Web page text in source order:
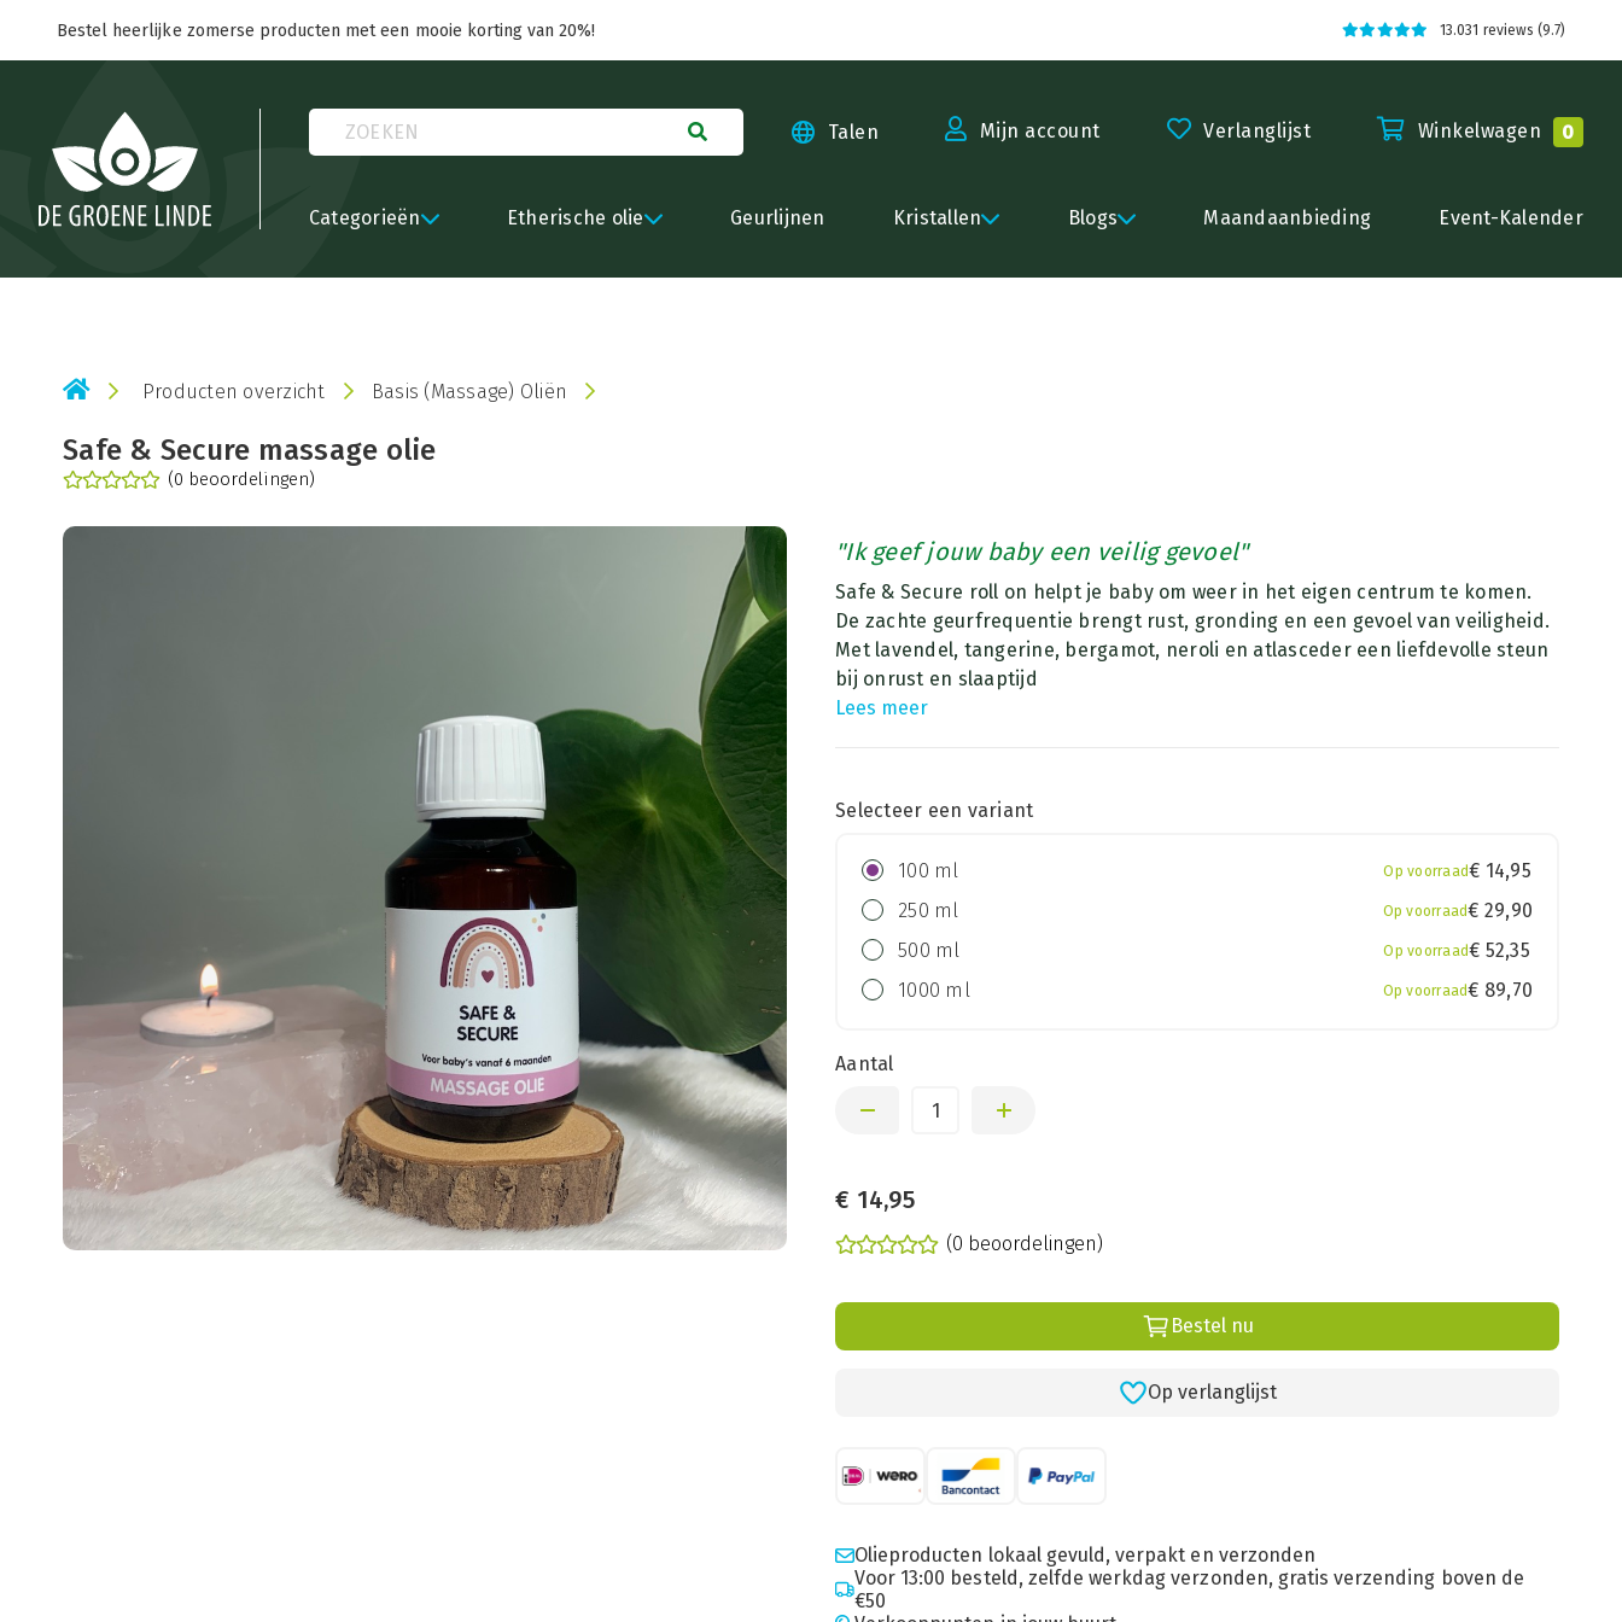
Bestel heerlijke zomerse producten met een mooie korting van 20%! 13.031 reviews (9.7)
Talen Mijn account Verlanglijst Winkelwagen 0
Categorieën Etherische olie Geurlijnen Kristallen Blogs Maandaanbieding Event-Kalender
Producten overzicht Basis (Massage) Oliën
Safe & Secure massage olie
(0 beoordelingen)
"Ik geef jouw baby een veilig gevoel"
Safe & Secure roll on helpt je baby om weer in het eigen centrum te komen.
De zachte geurfrequentie brengt rust, gronding en een gevoel van veiligheid.
Met lavendel, tangerine, bergamot, neroli en atlasceder een liefdevolle steun
bij onrust en slaaptijd
Lees meer
Selecteer een variant
100 ml Op voorraad€ 14,95
250 ml
Op voorraad€ 29,90
500 ml
Op voorraad€ 52,35
1000 ml
Op voorraad€ 89,70
Aantal
€ 14,95
(0 beoordelingen)
Bestel nu
Op verlanglijst
Olieproducten lokaal gevuld, verpakt en verzonden
Voor 13:00 besteld, zelfde werkdag verzonden, gratis verzending boven de
€50